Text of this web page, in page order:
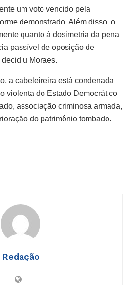
um voto vencido pela
demonstrado. Além disso, o
quanto à dosimetria da pena
passível de oposição de
decidiu Moraes.
a cabeleireira está condenada
violenta do Estado Democrático
associação criminosa armada,
do patrimônio tombado.
Redação